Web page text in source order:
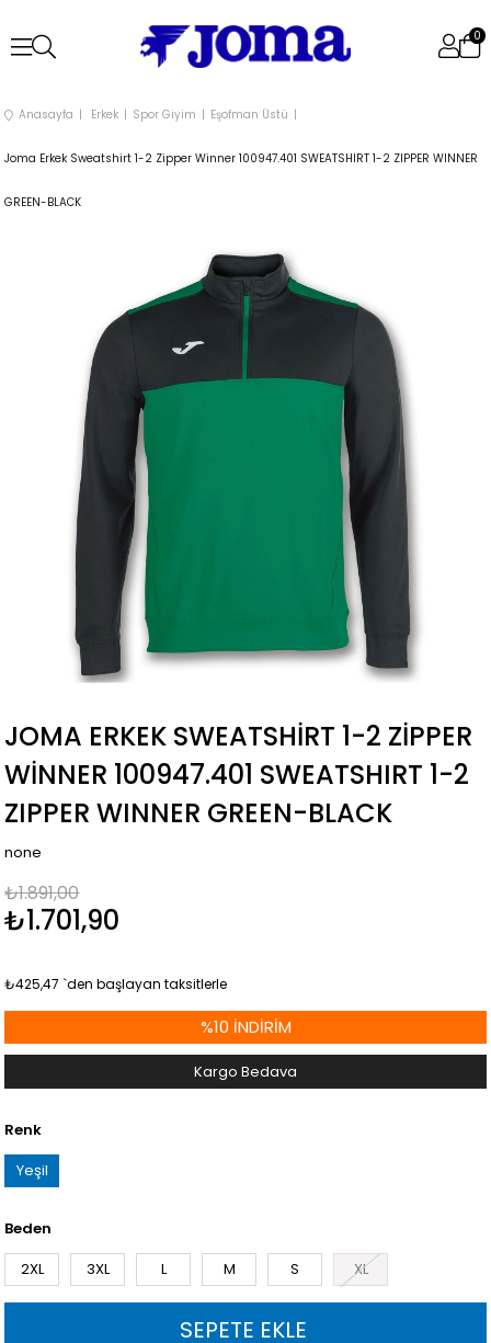
0
Anasayfa Erkek Spor Giyim Eşofman Üstü
Joma Erkek Sweatshirt 1-2 Zipper Winner 100947.401 SWEATSHIRT 1-2 ZIPPER WINNER
GREEN-BLACK
JOMA ERKEK SWEATSHIRT 1-2 ZIPPER
WINNER 100947.401 SWEATSHIRT 1-2
ZIPPER WINNER GREEN-BLACK
none
₺1.891,00
₺1.701,90
₺425,47 `den başlayan taksitlerle
%10 İNDIRIM
Kargo Bedava
Renk
Yeşil
Beden
2XL
3XL L M S XL